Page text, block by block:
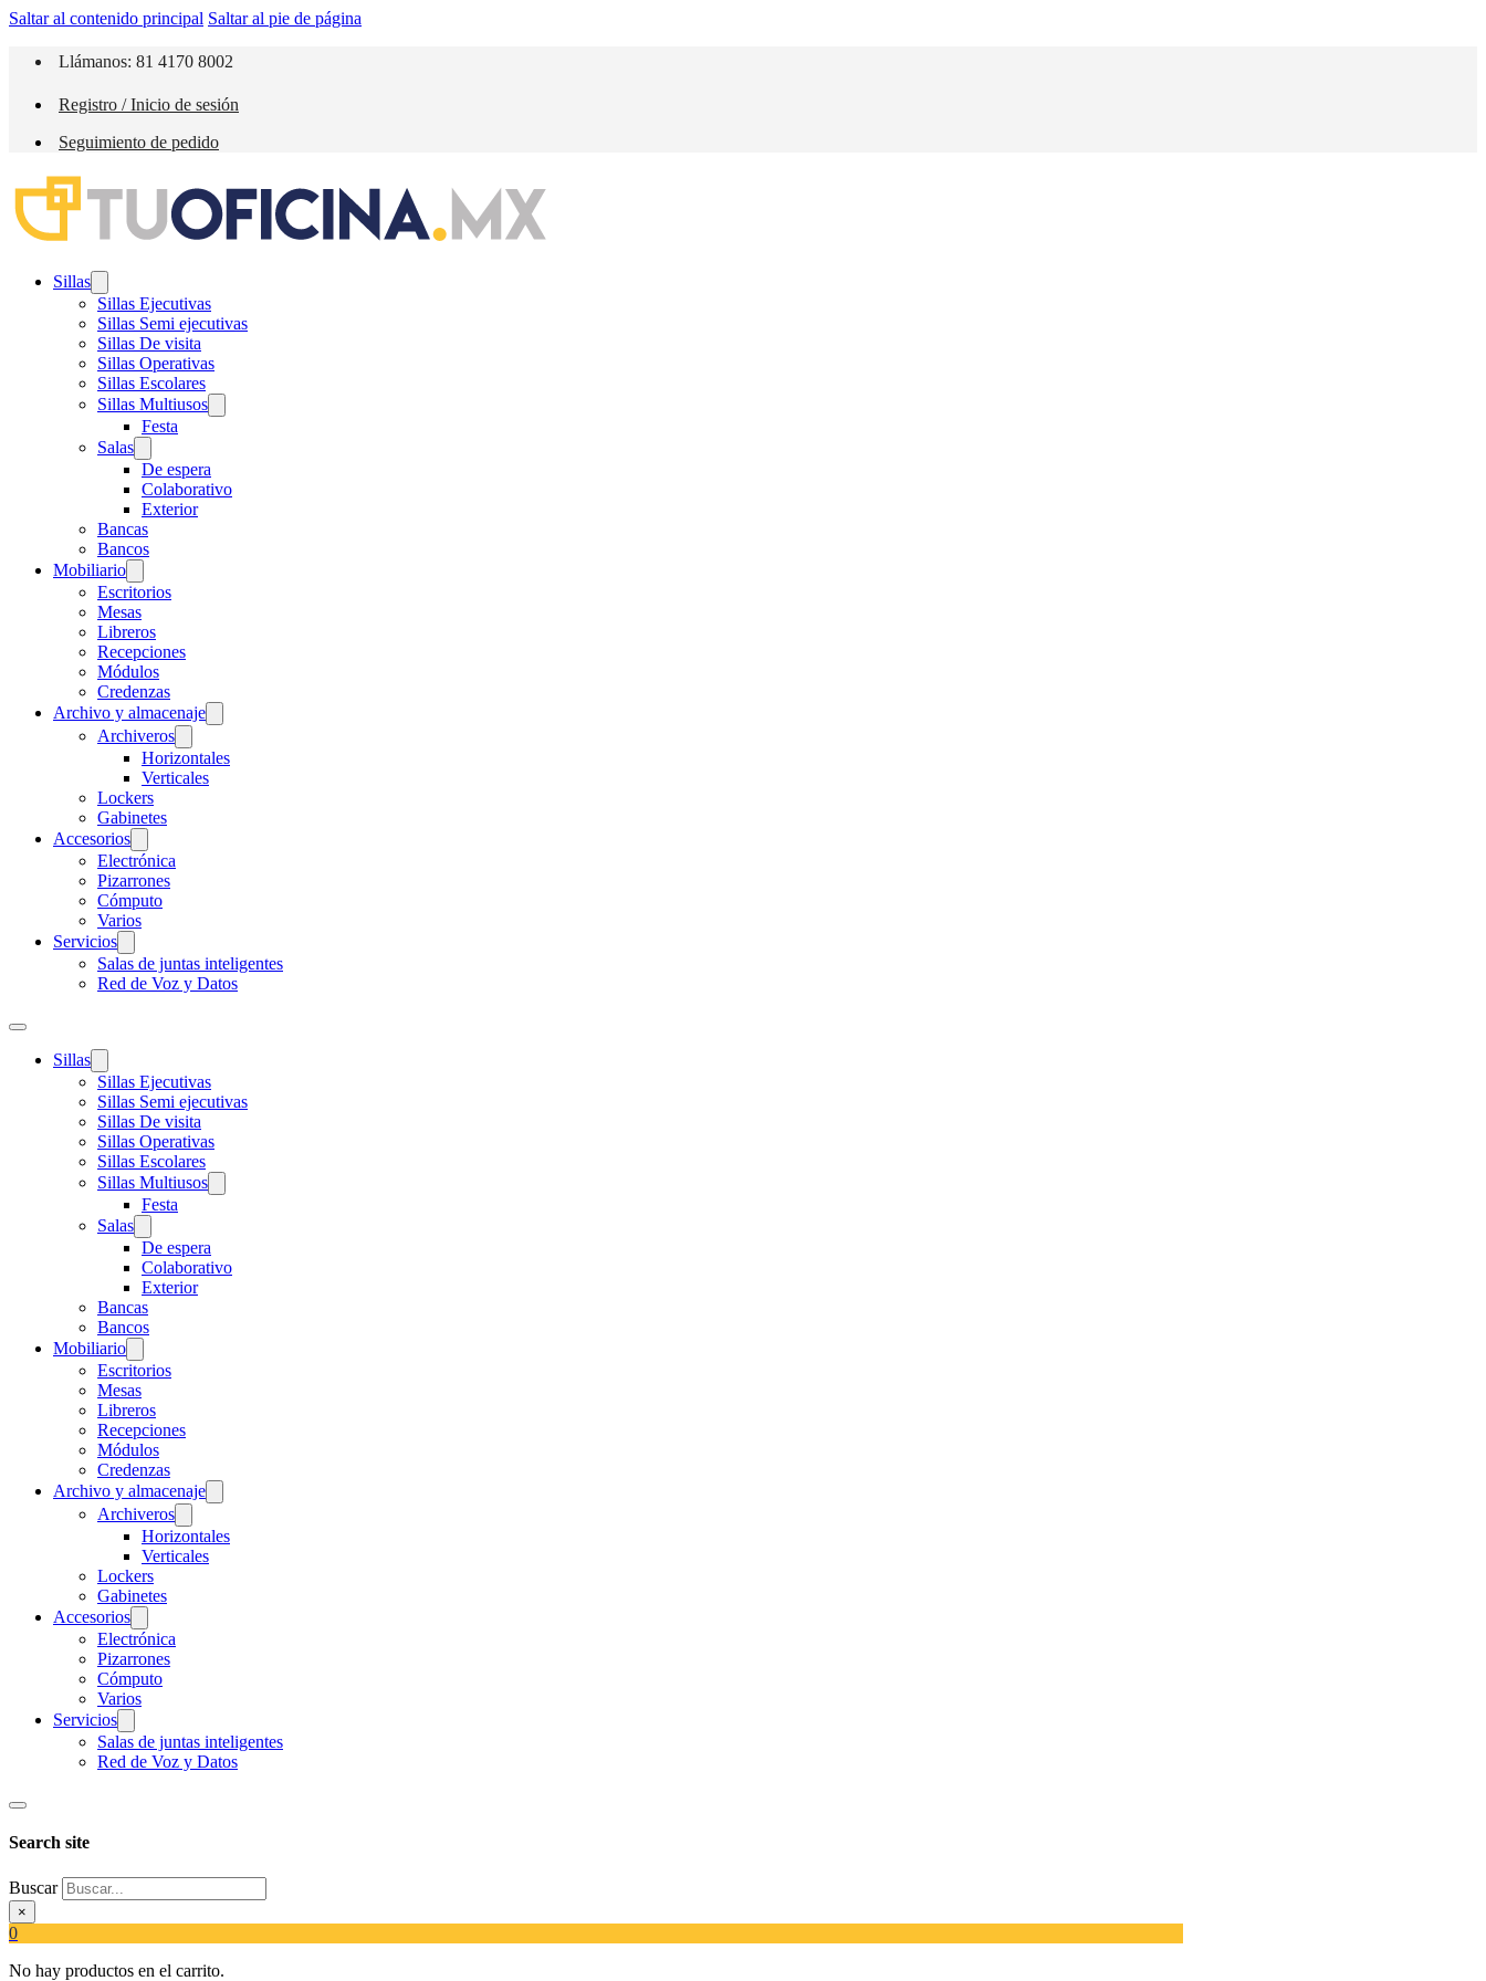
Saltar al contenido principal Saltar al pie de página
Llámanos: 81 4170 8002
Registro / Inicio de sesión
Seguimiento de pedido
Sillas
Sillas Ejecutivas
Sillas Semi ejecutivas
Sillas De visita
Sillas Operativas
Sillas Escolares
Sillas Multiusos
Festa
Salas
De espera
Colaborativo
Exterior
Bancas
Bancos
Mobiliario
Escritorios
Mesas
Libreros
Recepciones
Módulos
Credenzas
Archivo y almacenaje
Archiveros
Horizontales
Verticales
Lockers
Gabinetes
Accesorios
Electrónica
Pizarrones
Cómputo
Varios
Servicios
Salas de juntas inteligentes
Red de Voz y Datos
Sillas
Sillas Ejecutivas
Sillas Semi ejecutivas
Sillas De visita
Sillas Operativas
Sillas Escolares
Sillas Multiusos
Festa
Salas
De espera
Colaborativo
Exterior
Bancas
Bancos
Mobiliario
Escritorios
Mesas
Libreros
Recepciones
Módulos
Credenzas
Archivo y almacenaje
Archiveros
Horizontales
Verticales
Lockers
Gabinetes
Accesorios
Electrónica
Pizarrones
Cómputo
Varios
Servicios
Salas de juntas inteligentes
Red de Voz y Datos
Search site
Buscar
×
0
No hay productos en el carrito.